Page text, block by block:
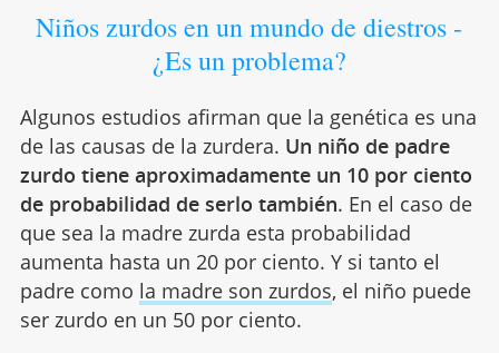
Niños zurdos en un mundo de diestros -
¿Es un problema?
Algunos estudios afirman que la genética es una
de las causas de la zurdera. Un niño de padre
zurdo tiene aproximadamente un 10 por ciento
de probabilidad de serlo también. En el caso de
que sea la madre zurda esta probabilidad
aumenta hasta un 20 por ciento. Y si tanto el
padre como la madre son zurdos, el niño puede
ser zurdo en un 50 por ciento.